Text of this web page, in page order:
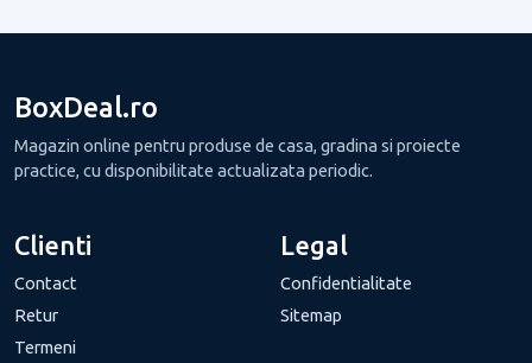
BoxDeal.ro
Magazin online pentru produse de casa, gradina si proiecte
practice, cu disponibilitate actualizata periodic.
Clienti
Contact
Retur
Termeni
Legal
Confidentialitate
Sitemap